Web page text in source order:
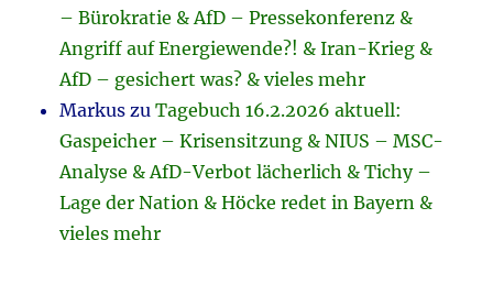
– Bürokratie & AfD – Pressekonferenz &
Angriff auf Energiewende?! & Iran-Krieg &
AfD – gesichert was? & vieles mehr
Markus zuTagebuch 16.2.2026 aktuell:
Gaspeicher – Krisensitzung & NIUS – MSC-
Analyse & AfD-Verbot lächerlich & Tichy –
Lage der Nation & Höcke redet in Bayern &
vieles mehr